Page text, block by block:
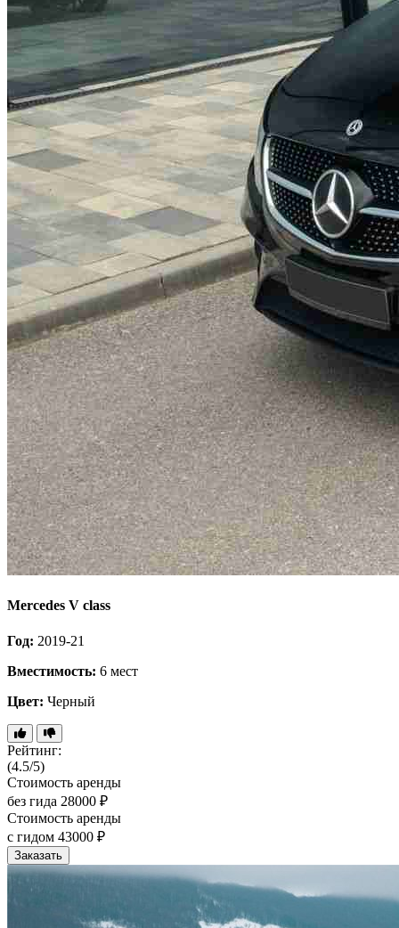
Mercedes V class
Год: 2019-21
Вместимость: 6 мест
Цвет: Черный
Рейтинг:
(4.5/5)
Стоимость аренды
без гида 28000 ₽
Стоимость аренды
с гидом 43000 ₽
Заказать